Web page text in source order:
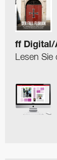
ff Digital/
Lesen